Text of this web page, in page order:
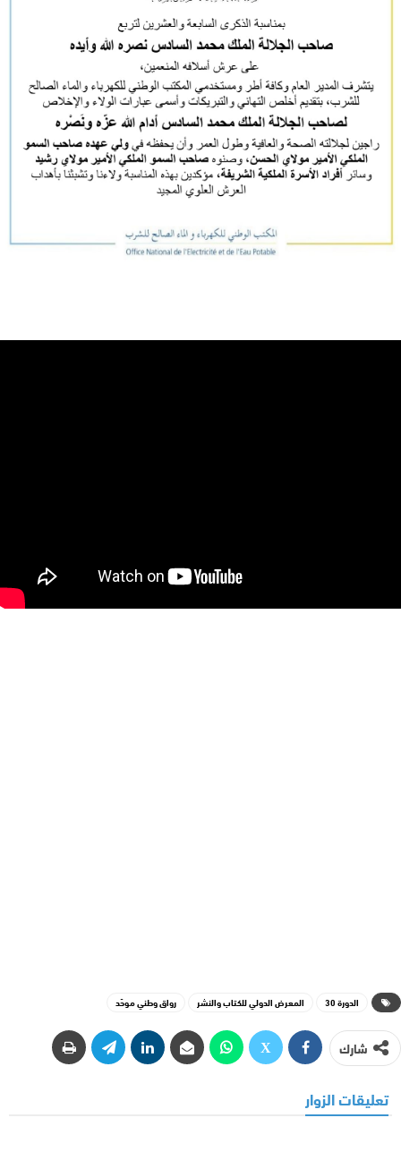
الدورة 30 المعرض الدولي للكتاب والنشر رواق وطني موحّد
شارك
تعليقات الزوار